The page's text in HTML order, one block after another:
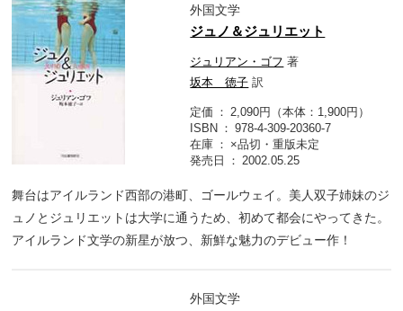
外国文学
ジュノ＆ジュリエット
ジュリアン・ゴフ 著
坂本 徳子 訳
定価
2,090円（本体：1,900円）
ISBN
978-4-309-20360-7
在庫
×品切・重版未定
発売日
2002.05.25
舞台はアイルランド西部の港町、ゴールウェイ。美人双子姉妹のジ
ュノとジュリエットは大学に通うため、初めて都会にやってきた。
アイルランド文学の新星が放つ、新鮮な魅力のデビュー作！
外国文学